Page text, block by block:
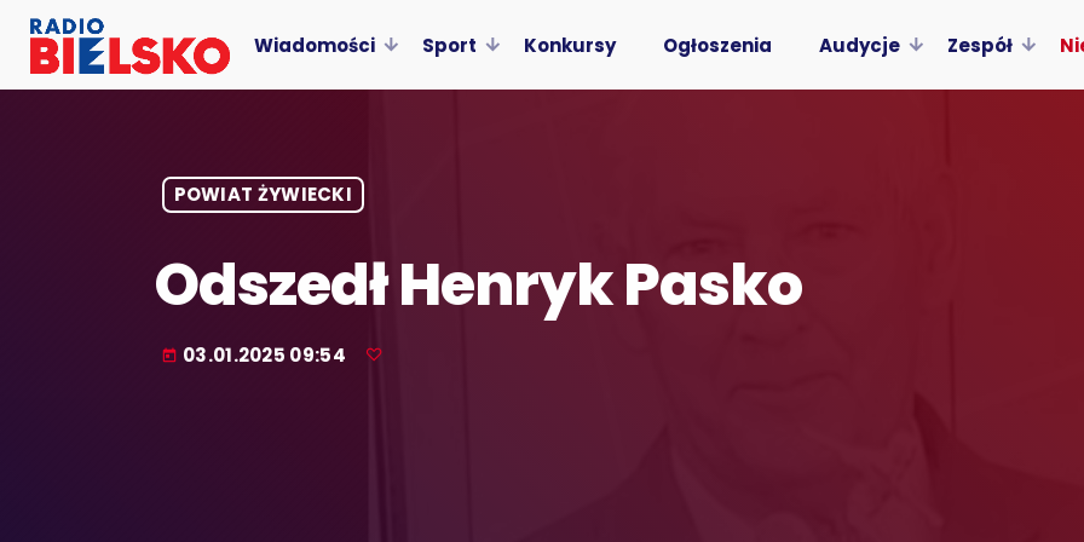
Wiadomości Sport Konkursy Ogłoszenia Audycje Zespół
POWIAT ŻYWIECKI
Odszedł Henryk Pasko
today 03.01.2025 09:54